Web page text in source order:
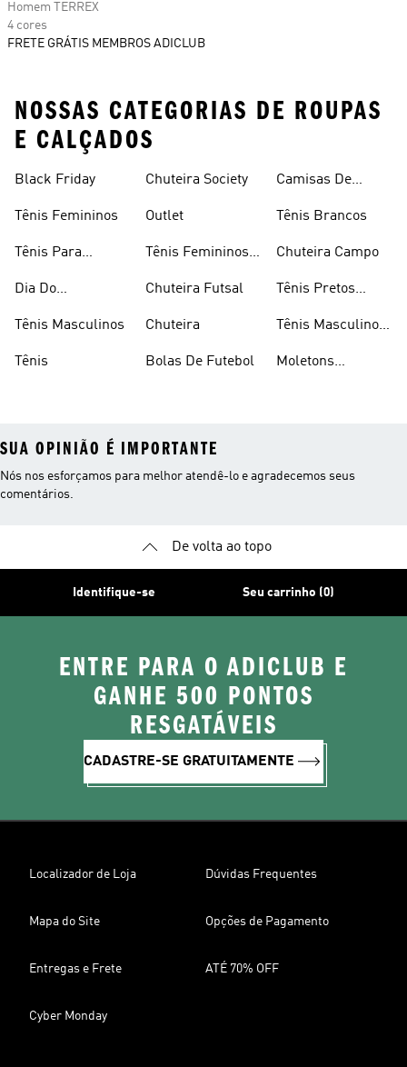
Homem TERREX
4 cores
FRETE GRÁTIS MEMBROS ADICLUB
NOSSAS CATEGORIAS DE ROUPAS
E CALÇADOS
Black Friday
Tênis Femininos
Tênis Para
Dia Do
Tênis Masculinos
Tênis
Chuteira Society
Outlet
Tênis Femininos
Chuteira Futsal
Chuteira
Bolas De Futebol
Camisas De
Tênis Brancos
Chuteira Campo
Tênis Pretos
Tênis Masculino
Moletons
SUA OPINIÃO É IMPORTANTE
Nós nos esforçamos para melhor atendê-lo e agradecemos seus
comentários.
De volta ao topo
Identifique-se Seu carrinho (0)
ENTRE PARA O ADICLUB E
GANHE 500 PONTOS
RESGATÁVEIS
CADASTRE-SE GRATUITAMENTE
Localizador de Loja Dúvidas Frequentes
Mapa do Site Opções de Pagamento
Entregas e Frete ATÉ 70% OFF
Cyber Monday